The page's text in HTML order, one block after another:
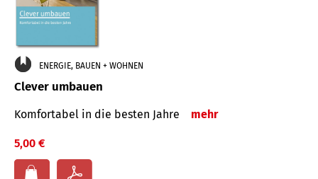
ENERGIE, BAUEN + WOHNEN
Clever umbauen
Komfortabel in die besten Jahre mehr
5,00 €